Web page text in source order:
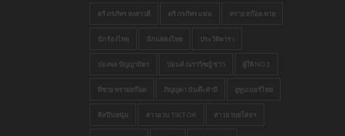
ตรี ภรภัทร หงสาวดี ตรี ภรภัทร แฟน ทราย สก๊อต พาย
นักร้องไทย นักแสดงไทย ประวัติดารา
ปองพล ปัญญามิตร ปอนด์ ณราวิชญ์ ข่าว ผู้ให้ NO.1
พี่ชาย ทรายสก๊อต ภิญญดา นันต๊ะคำมี ยูทูบเบอร์ไทย
ศิลปินหนุ่ม สาวอวบ TIKTOK สาวอวบยโสธร